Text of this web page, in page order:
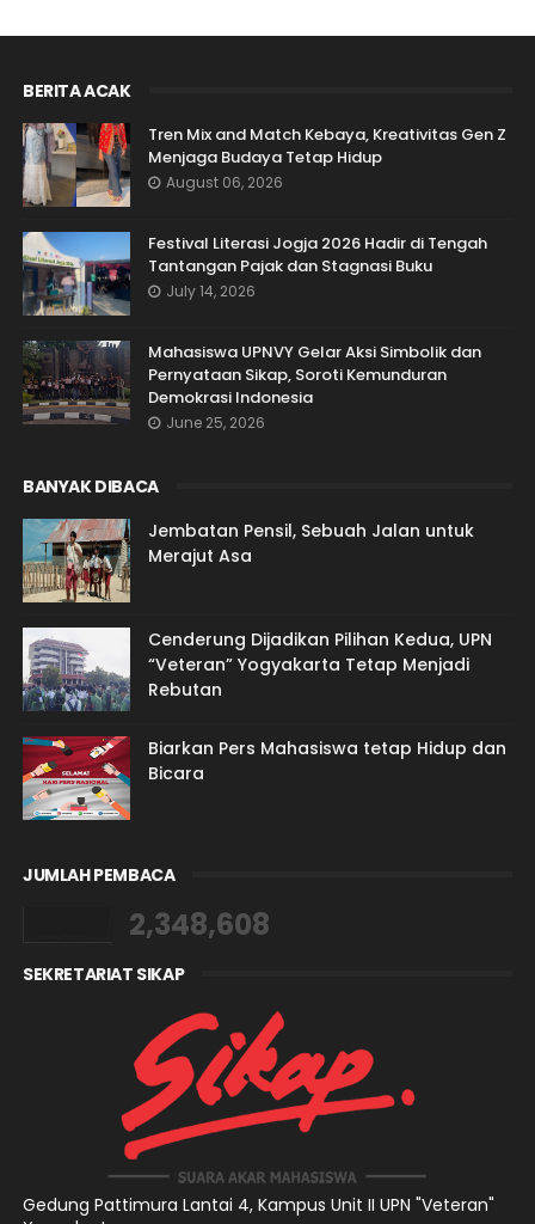
BERITA ACAK
Tren Mix and Match Kebaya, Kreativitas Gen Z
Menjaga Budaya Tetap Hidup
August 06, 2026
Festival Literasi Jogja 2026 Hadir di Tengah
Tantangan Pajak dan Stagnasi Buku
July 14, 2026
Mahasiswa UPNVY Gelar Aksi Simbolik dan
Pernyataan Sikap, Soroti Kemunduran
Demokrasi Indonesia
June 25, 2026
BANYAK DIBACA
Jembatan Pensil, Sebuah Jalan untuk
Merajut Asa
Cenderung Dijadikan Pilihan Kedua, UPN
“Veteran” Yogyakarta Tetap Menjadi
Rebutan
Biarkan Pers Mahasiswa tetap Hidup dan
Bicara
JUMLAH PEMBACA
2,348,608
SEKRETARIAT SIKAP
Gedung Pattimura Lantai 4, Kampus Unit II UPN "Veteran"